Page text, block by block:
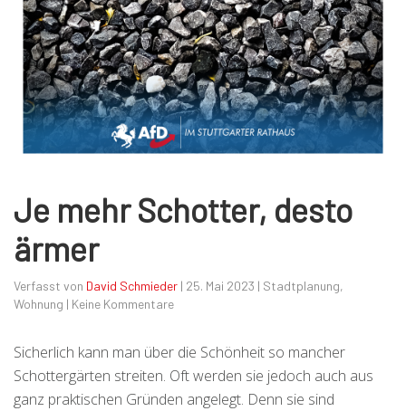
Je mehr Schotter, desto
ärmer
Verfasst von David Schmieder | 25. Mai 2023 | Stadtplanung,
Wohnung | Keine Kommentare
Sicherlich kann man über die Schönheit so mancher
Schottergärten streiten. Oft werden sie jedoch auch aus
ganz praktischen Gründen angelegt. Denn sie sind